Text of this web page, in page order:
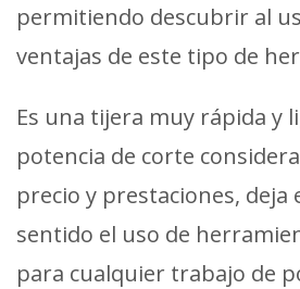
permitiendo descubrir al
ventajas de este tipo de
Es una tijera muy rápida y
potencia de corte
precio y prestaciones, deja
sentido el uso de
para cualquier trabajo de